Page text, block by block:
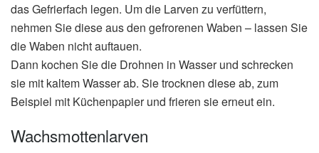
das Gefrierfach legen. Um die Larven zu verfüttern,
nehmen Sie diese aus den gefrorenen Waben – lassen Sie
die Waben nicht auftauen.
Dann kochen Sie die Drohnen in Wasser und schrecken
sie mit kaltem Wasser ab. Sie trocknen diese ab, zum
Beispiel mit Küchenpapier und frieren sie erneut ein.
Wachsmottenlarven